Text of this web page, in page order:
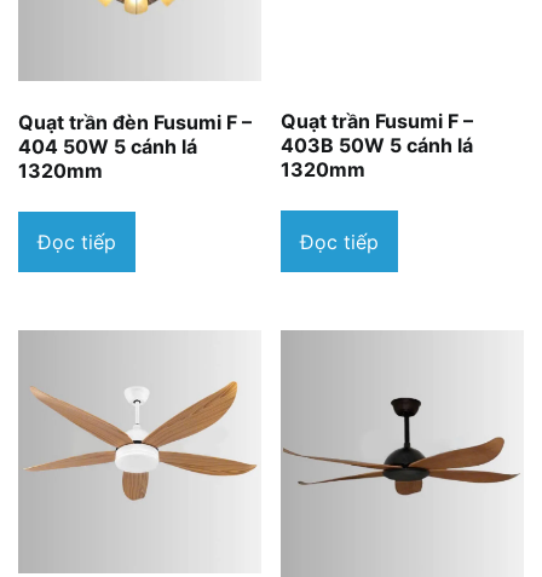
Quạt trần đèn Fusumi F –
404 50W 5 cánh lá
1320mm
Đọc tiếp
Quạt trần Fusumi F –
403B 50W 5 cánh lá
1320mm
Đọc tiếp